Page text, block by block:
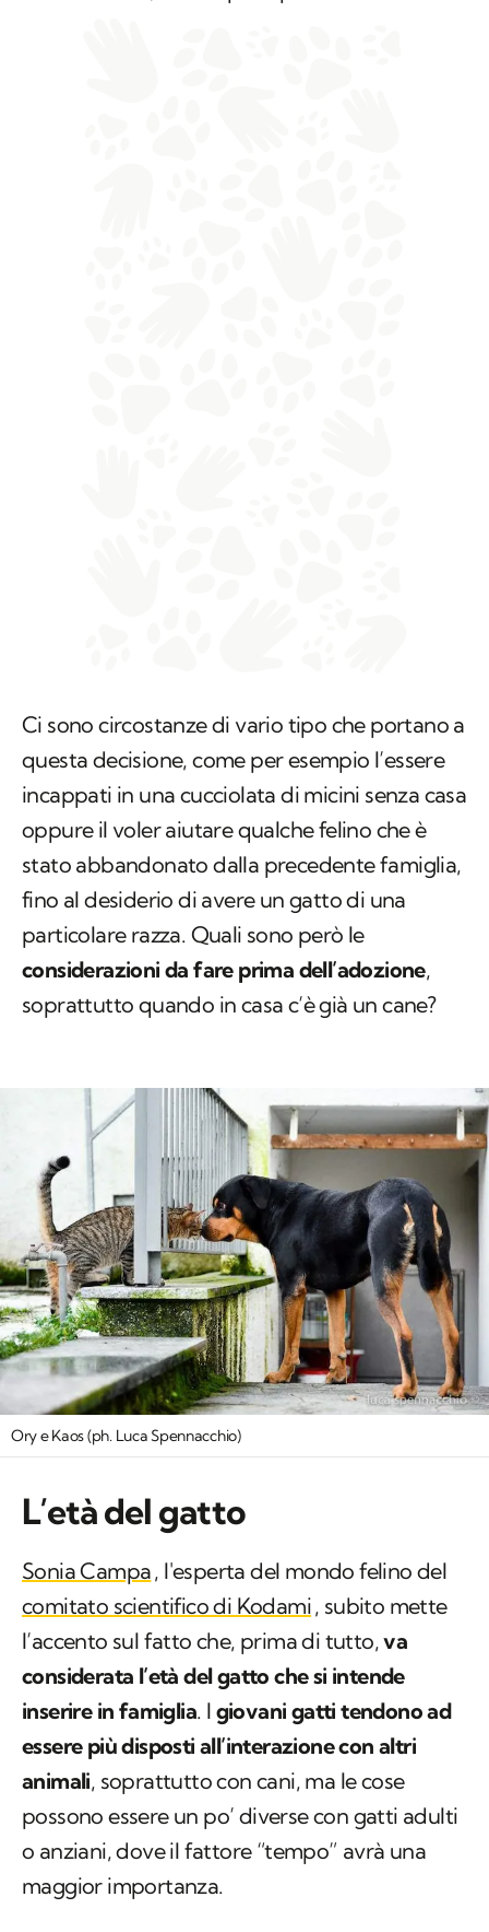
Ci sono circostanze di vario tipo che portano a
questa decisione, come per esempio l’essere
incappati in una cucciolata di micini senza casa
oppure il voler aiutare qualche felino che è
stato abbandonato dalla precedente famiglia,
fino al desiderio di avere un gatto di una
particolare razza. Quali sono però le
considerazioni da fare prima dell’adozione,
soprattutto quando in casa c’è già un cane?
Ory e Kaos (ph. Luca Spennacchio)
L’età del gatto
Sonia Campa, l'esperta del mondo felino del
comitato scientifico di Kodami, subito mette
l’accento sul fatto che, prima di tutto,va
considerata l’età del gatto che si intende
inserire in famiglia. I giovani gatti tendono ad
essere più disposti all’interazione con altri
animali, soprattutto con cani, ma le cose
possono essere un po’ diverse con gatti adulti
o anziani, dove il fattore “tempo” avrà una
maggior importanza.